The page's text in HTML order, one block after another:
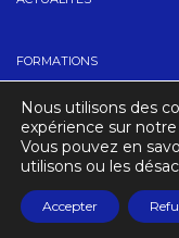
FORMATIONS
TROUVER UN CLUB
Nous utilisons des
expérience sur notre
Vous pouvez en
utilisons ou les
Accepter